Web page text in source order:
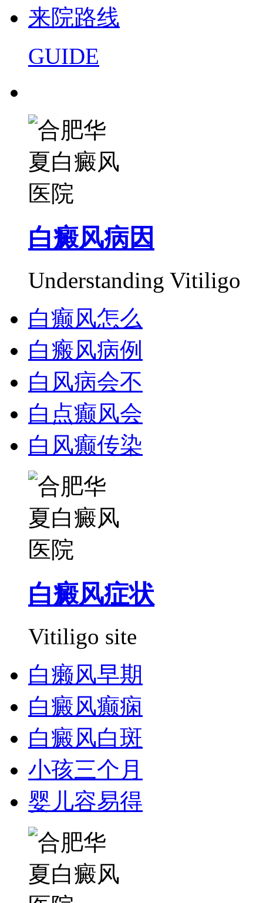
来院路线
GUIDE
白癜风病因
Understanding Vitiligo
白癫风怎么
白瘢风病例
白风病会不
白点癫风会
白风癫传染
白癜风症状
Vitiligo site
白癞风早期
白癜风癫痫
白癜风白斑
小孩三个月
婴儿容易得